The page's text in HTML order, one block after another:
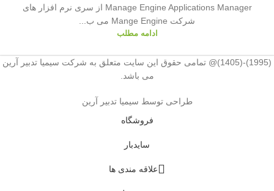
Manage Engine Applications Manager از سری نرم افزار های
شرکت Mange Engine می ب...
ادامه مطلب
(1995)-(1405)@ تمامی حقوق این سایت متعلق به شرکت سیمیا تدبیر آرین
می باشد.
طراحی توسط سیمیا تدبیر آرین
فروشگاه
سایدبار
علاقه مندی ها